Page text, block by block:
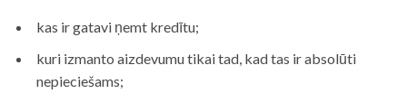
kas ir gatavi ņemt kredītu;
kuri izmanto aizdevumu tikai tad, kad tas ir absolūti
nepieciešams;